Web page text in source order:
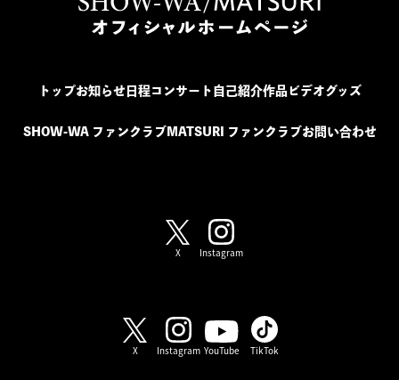
トップお知らせ日程コンサート 自己紹介作品ビデオグッズ
SHOW-WA ファンクラブMATSURI ファンクラブお問い合わせ
X Instagram
X Instagram YouTube TikTok